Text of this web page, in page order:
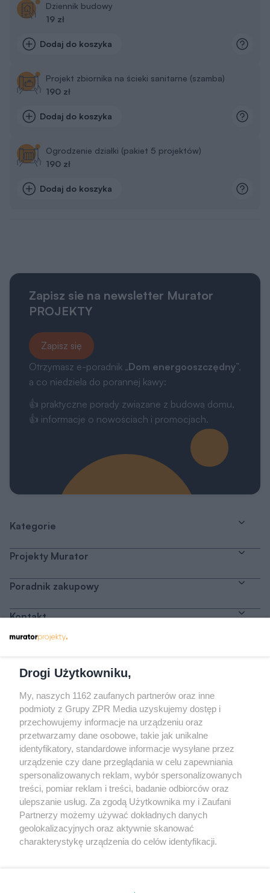
Dziennik budowy
19 zł
Dodaj do koszyka
Projekt zbiornika na ścieki sanitarne (szamba)
190 zł
Dodaj do koszyka
Ogrodzenie działki (pakiet 5 projektów)
190 zł
Dodaj do koszyka
Zapisz sie na newsletter Murator
PROJEKTY
Zapisz się
Otrzymasz e-poradnik „Dom energooszczędny”,
a co niedziela do porannej kawy:
👍 praktyczne porady związane z budową domu,
👍 informacje o nowościach i promocjach.
Kategorie
Projekty Murator
Poradnik zakupowy
Kontakt
Odwiedź grupę na Facebooku
Gdybym budował drugi raz - mądry Polak
przed budową
Forum Muratora
Drogi Użytkowniku,
My, naszych 1162 zaufanych partnerów oraz inne
podmioty z Grupy ZPR Media uzyskujemy dostęp i
przechowujemy informacje na urządzeniu oraz
przetwarzamy dane osobowe, takie jak unikalne
identyfikatory, standardowe informacje wysyłane przez
urządzenie czy dane przeglądania w celu zapewniania
spersonalizowanych reklam, wybór spersonalizowanych
treści, pomiar reklam i treści, badanie odbiorców oraz
ulepszanie usług. Za zgodą Użytkownika my i Zaufani
Partnerzy możemy używać dokładnych danych
geolokalizacyjnych oraz aktywnie skanować
charakterystykę urządzenia do celów identyfikacji.